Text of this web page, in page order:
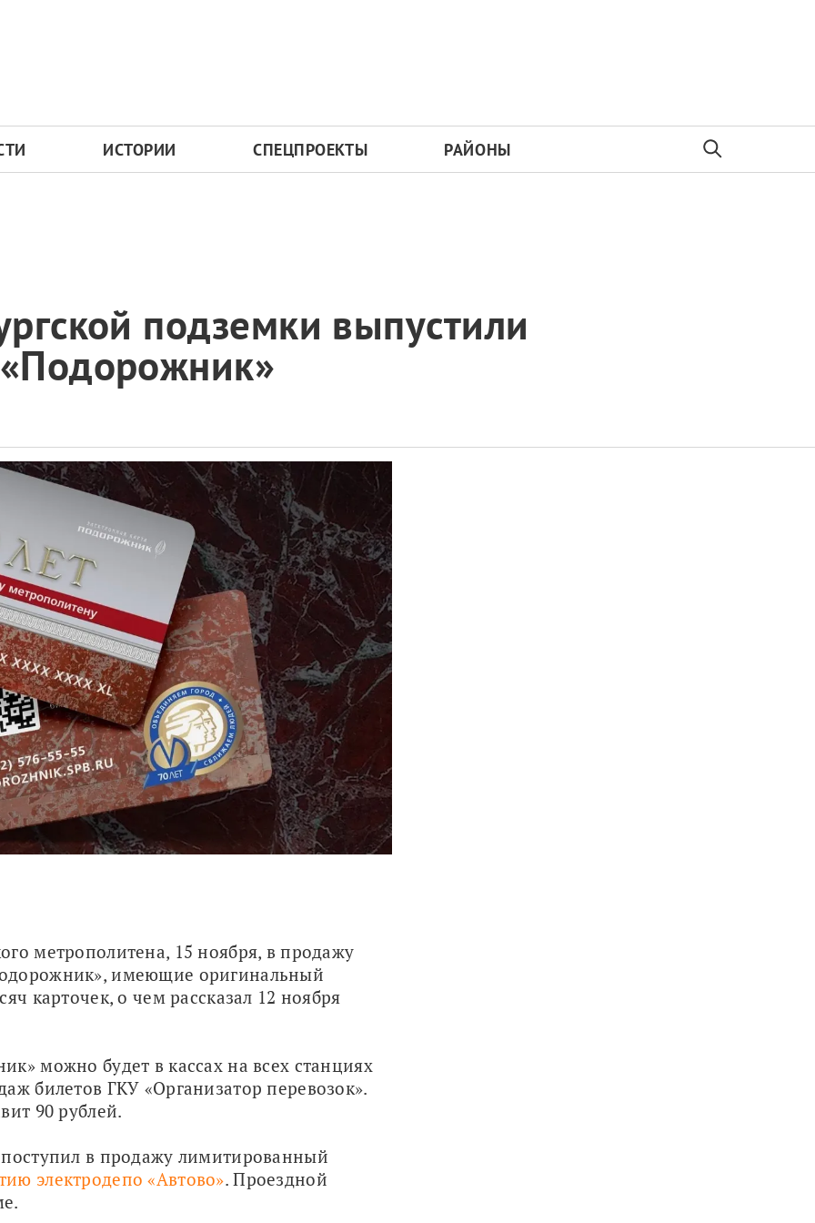
ИСТОРИИ СПЕЦПРОЕКТЫ РАЙОНЫ
подземки выпустили
метрополитена, 15 ноября, в продажу
имеющие оригинальный
карточек, о чем рассказал 12 ноября
можно будет в кассах на всех станциях
билетов ГКУ «Организатор перевозок».
90 рублей.
в продажу лимитированный
электродепо «Автово». Проездной